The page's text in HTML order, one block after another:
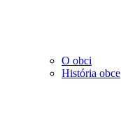
O obci
História obce